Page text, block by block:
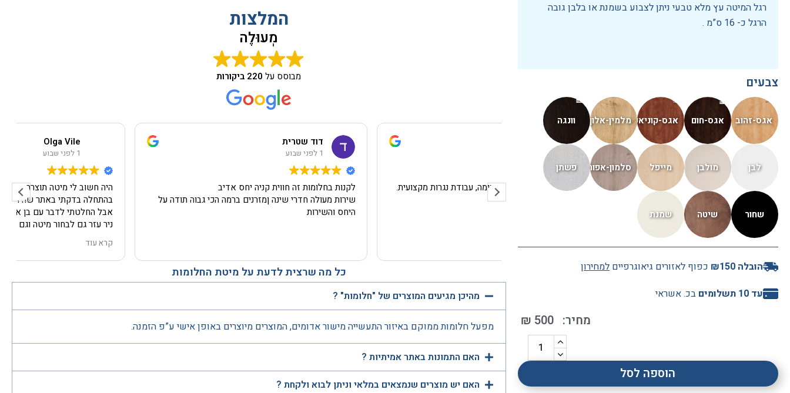
רגל המיטה עץ מלא טבעי ניתן לצבוע בשמנת או בלבן גובה
הרגל כ- 16 ס”מ .
צבעים
הובלה ₪150 כפוף לאזורים גיאוגרפיים למחירון
עד 10 תשלומים
בכ. אשראי
₪ 500
הוספה לסל
המלצות
מְעוּלֶה
מבוסס על 220 ביקורות
היה חשוב לי מיטה תוצרת הארץ.
בהתחלה בדקתי באתר שהיה מאוד נגיש ומובן,
ניר עזר גם לבחור מיטה וגם רגליות, ובד, ודיברנו לגבי הובלה
החבריה הגיעו בזמן, הכל מתואם.
גם פירקו ישן והוציאו, גם התקינו מיטה חדשה. בצ'יק!!!!!
והמיטה עצמה מושלמת!!!!!
גם איכות, גם שירות מכל הסוגים.
באמת הכל כמו בחלום הכי טוב!!!
ממליצה מכל הלב!!!!!
תודה ענקית שוב ושוב.
לקנות בחלומות זה חווית קניה יחס אדיב
שירות מעולה חדרי שינה ןמזרנים ברמה הכי גבוה תודה על
Paz
4 לפני ימים
שירות מעל המצופה, מיטה מדהימה, עבודת נגרות מקצועית.
ממליצה לכולם בחום!!
כל מה שרצית לדעת על מיטת החלומות
מהיכן מגיעים המוצרים של "חלומות" ?
מפעל חלומות ממוקם באיזור התעשייה מישור אדומים, המוצרים מיוצרים באופן אישי ע”פ הזמנה.
האם התמונות באתר אמיתיות ?
האם יש מוצרים שנמצאים במלאי וניתן לבוא ולקחת ?